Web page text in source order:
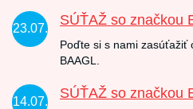
23.07.
SÚŤAŽ so značkou
Poďte si s nami zasúťažiť
BAAGL.
14.07.
SÚŤAŽ so značkou